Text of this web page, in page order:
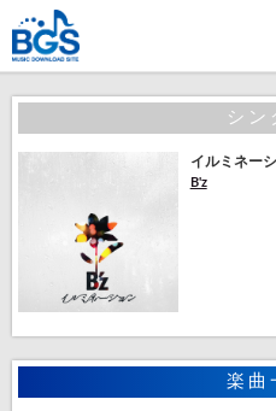
シン
イルミネー
B'z
楽曲